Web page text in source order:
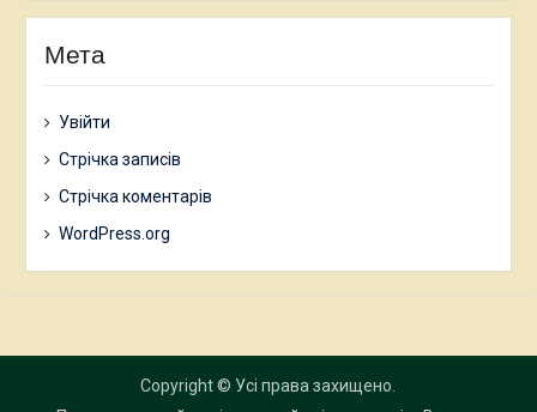
Мета
Увійти
Стрічка записів
Стрічка коментарів
WordPress.org
Copyright © Усі права захищено.